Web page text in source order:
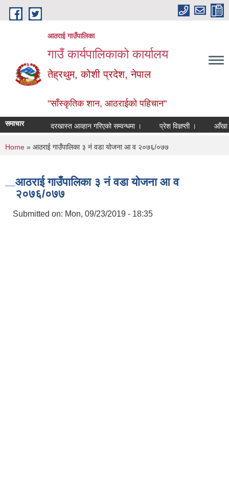
Skip to main content
आठराई गाउँपालिका
गाउँ कार्यपालिकाको कार्यालय
तेह्रथुम, कोशी प्रदेश, नेपाल
"साँस्कृतिक शान, आठराईको पहिचान"
समाचार दरखास्त आव्हान गरिएको सम्वन्धमा । प्रेश विज्ञप्ती । आँखा
You are here
Home » आठराई गाउँपालिका ३ नं वडा योजना आ व २०७६/०७७
आठराई गाउँपालिका ३ नं वडा योजना आ व
२०७६/०७७
Submitted on: Mon, 09/23/2019 - 18:35